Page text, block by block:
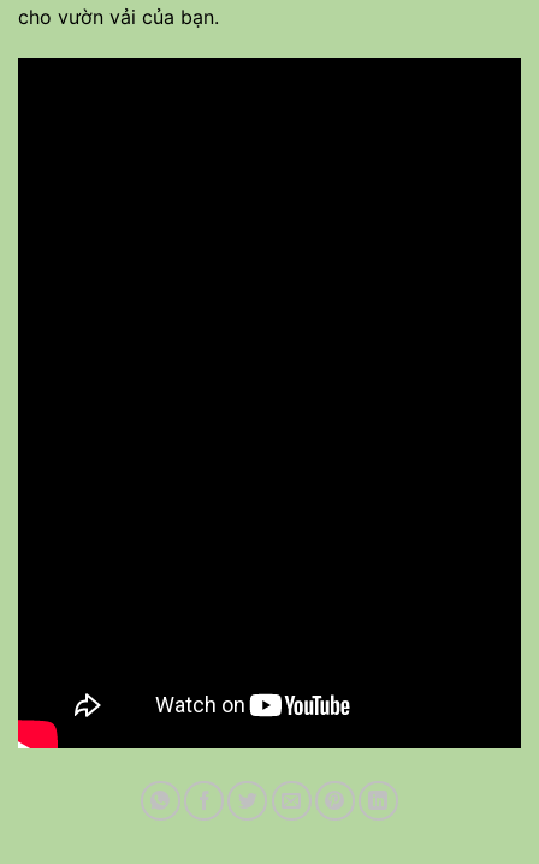
cho vườn vải của bạn.